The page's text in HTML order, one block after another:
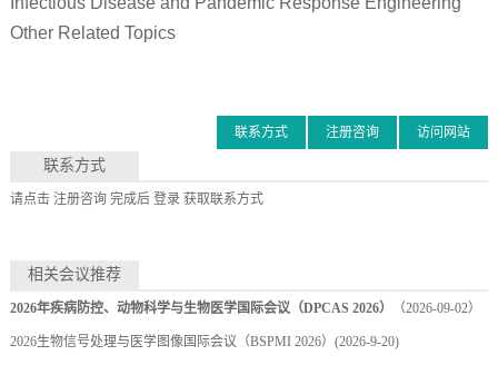
Other Related Topics
访问网站
注册咨询
联系方式
联系方式
请点击 注册咨询完成后 登录获取联系方式
相关会议推荐
2026年疾病防控、动物科学与生物医学国际会议（DPCAS 2026） （2026-09-02）
2026生物信号处理与医学图像国际会议（BSPMI 2026） (2026-9-20)